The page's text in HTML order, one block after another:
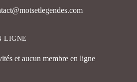
LIGNE
et aucun membre en ligne